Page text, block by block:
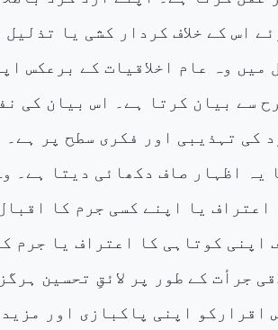
اس کے خلاف کردار کشی یا تذلیل
میں وہ عام اخلاقیات کے برعکس
سے بیان کرتا ہے۔ اس بیان کی
کی تہذیبی اور فکری سطح پر ہے۔
یہ اظہار صاف دکھائی دیتا ہے۔
یا اپنے کسی جرم کا
اپنی کوتاہی کا اعتراف یا جرم
جرأت کے طور پر لائقِ تحسین
اقرارکو اپنی پاکبازی اور